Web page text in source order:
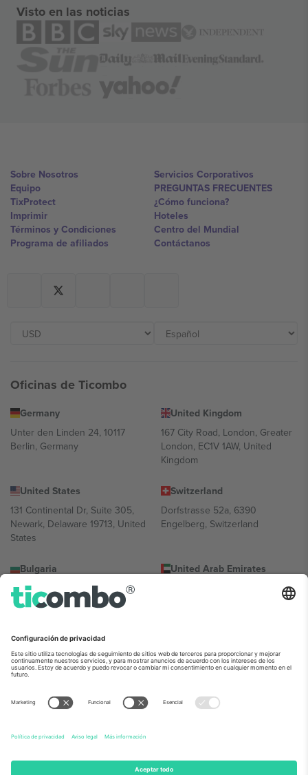
Visto en las noticias
Sobre Nosotros
Equipo
TixProtect
Imprimir
Términos y Condiciones
Programa de afiliados
Servicios Corporativos
PREGUNTAS FRECUENTES
¿Cómo funciona?
Hoteles
Centro del Mundial
Contáctanos
Oficinas de Ticombo
Germany
Unter den Linden 24, 10117
Berlin, Germany
United Kingdom
167 City Road, London, Greater
London, EC1V 1AW, United
Kingdom
United States
131 Continental Dr, Suite 305,
Newark, Delaware 19713, United
States
Switzerland
Dorfstrasse 52a, 6390
Engelberg, Switzerland
Bulgaria
Regus Sofia City West, bul
Totleben 53-55, 1606 Sofia,
United Arab Emirates
UAE Dubai Silicon Oasis, DDP
Building A1, Office 302, Dubai,
Mexico
Av Chapultepec 360, Roma
Norte, Cuauhtémoc, 06700
Ciudad de México, CDMX,
Mexico
La entidad jurídica del proveedor de la plataforma puede variar en
información, consulte la página específica del evento, el pie de